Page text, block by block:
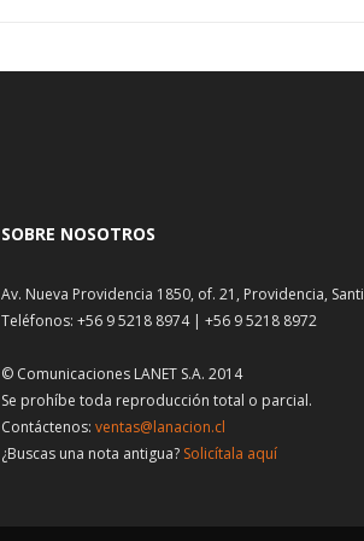
SOBRE NOSOTROS
Av. Nueva Providencia 1850, of. 21, Providencia,
Teléfonos: +56 9 5218 8974 | +56 9 5218 8972
© Comunicaciones LANET S.A. 2014
Se prohíbe toda reproducción total o parcial.
Contáctenos: ventas@lanacion.cl
¿Buscas una nota antigua? Solicítala aquí